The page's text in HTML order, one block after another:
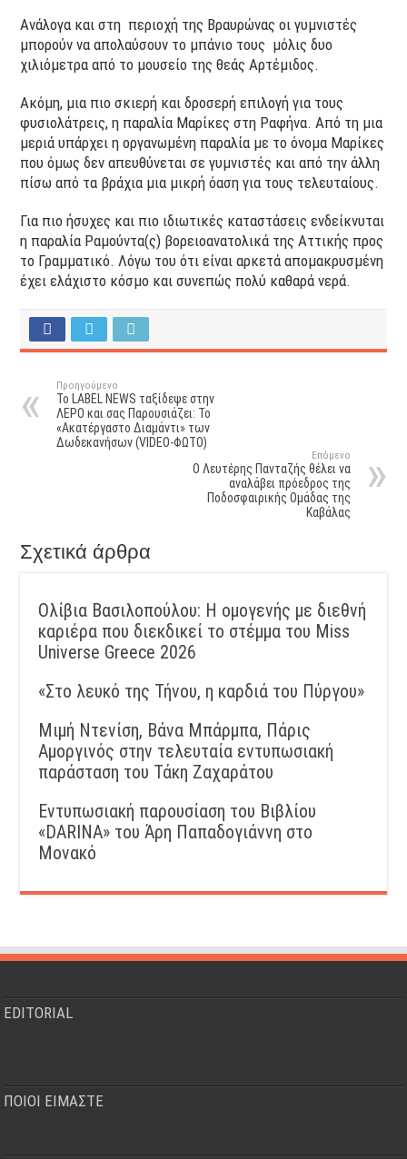
Ανάλογα και στη περιοχή της Βραυρώνας οι γυμνιστές
μπορούν να απολαύσουν το μπάνιο τους μόλις δυο
χιλιόμετρα από το μουσείο της θεάς Αρτέμιδος.
Ακόμη, μια πιο σκιερή και δροσερή επιλογή για τους
φυσιολάτρεις, η παραλία Μαρίκες στη Ραφήνα. Από τη μια
μεριά υπάρχει η οργανωμένη παραλία με το όνομα Μαρίκες
που όμως δεν απευθύνεται σε γυμνιστές και από την άλλη
πίσω από τα βράχια μια μικρή όαση για τους τελευταίους.
Για πιο ήσυχες και πιο ιδιωτικές καταστάσεις ενδείκνυται
η παραλία Ραμούντα(ς) βορειοανατολικά της Αττικής προς
το Γραμματικό. Λόγω του ότι είναι αρκετά απομακρυσμένη
έχει ελάχιστο κόσμο και συνεπώς πολύ καθαρά νερά.
Προηγούμενο
Το LABEL NEWS ταξίδεψε στην
ΛΕΡΟ και σας Παρουσιάζει: Το
«Ακατέργαστο Διαμάντι» των
Δωδεκανήσων (VIDEO-ΦΩΤΟ)
Επόμενο
Ο Λευτέρης Πανταζής θέλει να
αναλάβει πρόεδρος της
Ποδοσφαιρικής Ομάδας της
Καβάλας
Σχετικά άρθρα
Ολίβια Βασιλοπούλου: Η ομογενής με διεθνή
καριέρα που διεκδικεί το στέμμα του Miss
Universe Greece 2026
«Στο λευκό της Τήνου, η καρδιά του Πύργου»
Μιμή Ντενίση, Βάνα Μπάρμπα, Πάρις
Αμοργινός στην τελευταία εντυπωσιακή
παράσταση του Τάκη Ζαχαράτου
Εντυπωσιακή παρουσίαση του Βιβλίου
«DARINA» του Άρη Παπαδογιάννη στο
Μονακό
EDITORIAL
ΠΟΙΟΙ ΕΙΜΑΣΤΕ